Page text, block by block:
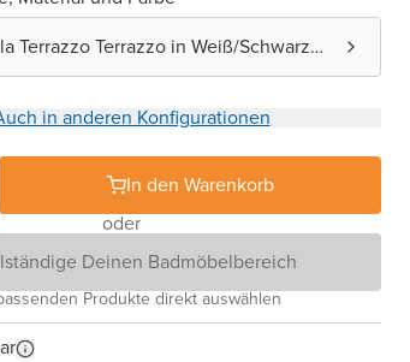
Terrazzo Terrazzo in Weiß/Schwarz
in anderen Konfigurationen
In den Warenkorb
oder
Deinen Badmöbelbereich
Produkte direkt auswählen